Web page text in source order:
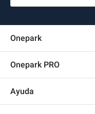
Onepark
Onepark PRO
Convertirse en colaborador
Ayuda